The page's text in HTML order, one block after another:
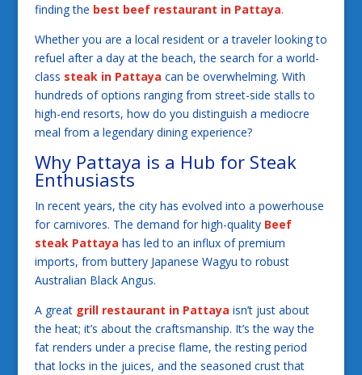
finding the best beef restaurant in Pattaya.
Whether you are a local resident or a traveler looking to
refuel after a day at the beach, the search for a world-
class steak in Pattaya can be overwhelming. With
hundreds of options ranging from street-side stalls to
high-end resorts, how do you distinguish a mediocre
meal from a legendary dining experience?
Why Pattaya is a Hub for Steak
Enthusiasts
In recent years, the city has evolved into a powerhouse
for carnivores. The demand for high-quality Beef
steak Pattaya has led to an influx of premium
imports, from buttery Japanese Wagyu to robust
Australian Black Angus.
A great grill restaurant in Pattaya isn’t just about
the heat; it’s about the craftsmanship. It’s the way the
fat renders under a precise flame, the resting period
that locks in the juices, and the seasoned crust that